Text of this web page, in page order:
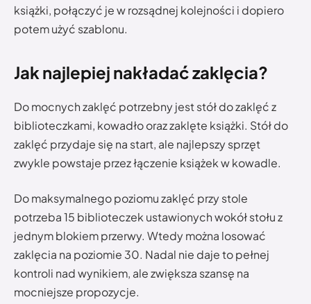
książki, połączyć je w rozsądnej kolejności i dopiero
potem użyć szablonu.
Jak najlepiej nakładać zaklęcia?
Do mocnych zaklęć potrzebny jest stół do zaklęć z
biblioteczkami, kowadło oraz zaklęte książki. Stół do
zaklęć przydaje się na start, ale najlepszy sprzęt
zwykle powstaje przez łączenie książek w kowadle.
Do maksymalnego poziomu zaklęć przy stole
potrzeba 15 biblioteczek ustawionych wokół stołu z
jednym blokiem przerwy. Wtedy można losować
zaklęcia na poziomie 30. Nadal nie daje to pełnej
kontroli nad wynikiem, ale zwiększa szansę na
mocniejsze propozycje.